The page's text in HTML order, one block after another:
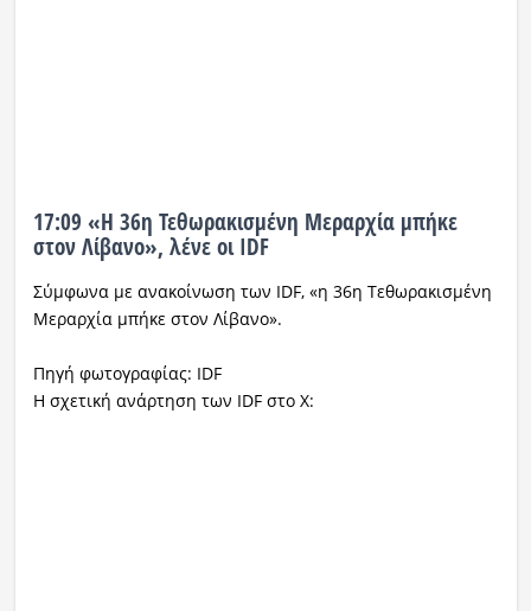
17:09 «Η 36η Τεθωρακισμένη Μεραρχία μπήκε
στον Λίβανο», λένε οι IDF
Σύμφωνα με ανακοίνωση των IDF, «η 36η Τεθωρακισμένη
Μεραρχία μπήκε στον Λίβανο».
Πηγή φωτογραφίας: IDF
Η σχετική ανάρτηση των IDF στο X: